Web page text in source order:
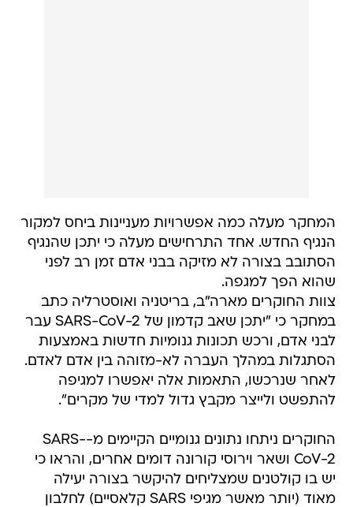
המחקר מעלה כמה אפשרויות מעניינות ביחס למקור
הנגיף החדש. אחד התרחישים מעלה כי יתכן שהנגיף
הסתובב בצורה לא מזיקה בבני אדם זמן רב לפני
שהוא הפך למגפה.
צוות החוקרים מארה"ב, בריטניה ואוסטרליה כתב
במחקר כי "יתכן שאב קדמון של SARS-CoV-2 עבר
לבני אדם, ורכש תכונות גנומיות חדשות באמצעות
הסתגלות במהלך העברה לא-מזוהה בין אדם לאדם.
לאחר שנרכשו, התאמות אלה יאפשרו למגיפה
להתפשט ולייצר מקבץ גדול למדי של מקרים".
החוקרים ניתחו נתונים גנומיים הקיימים מ-SARS-
CoV-2 ושאר וירוסי קורונה דומים אחרים, והראו כי
יש בו קולטנים שמצליחים להיקשר בצורה יעילה
מאוד (יותר מאשר מגיפי SARS קלאסיים) לחלבון